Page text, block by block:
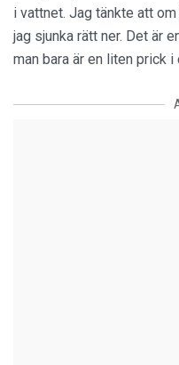
i vattnet. Jag tänkte att
jag sjunka rätt ner. Det är
man bara är en liten prick